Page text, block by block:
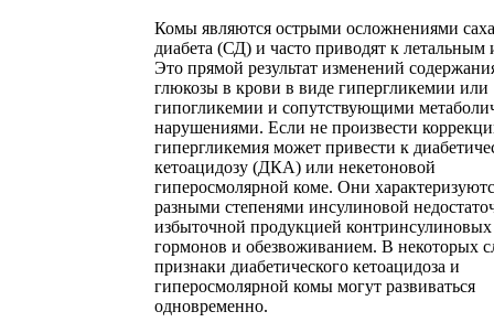
Комы являются острыми осложнениями
диабета (СД) и часто приводят к летальным
Это прямой результат изменений
глюкозы в крови в виде гипергликемии или
гипогликемии и сопутствующими
нарушениями. Если не произвести
гипергликемия может привести к
кетоацидозу (ДКА) или некетоновой
гиперосмолярной коме. Они
разными степенями инсулиновой
избыточной продукцией контринсулиновых
гормонов и обезвоживанием. В некоторых
признаки диабетического кетоацидоза и
гиперосмолярной комы могут развиваться
одновременно.